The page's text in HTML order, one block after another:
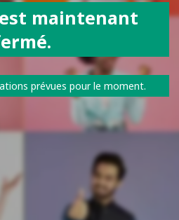
maintenant
prévues pour le moment.